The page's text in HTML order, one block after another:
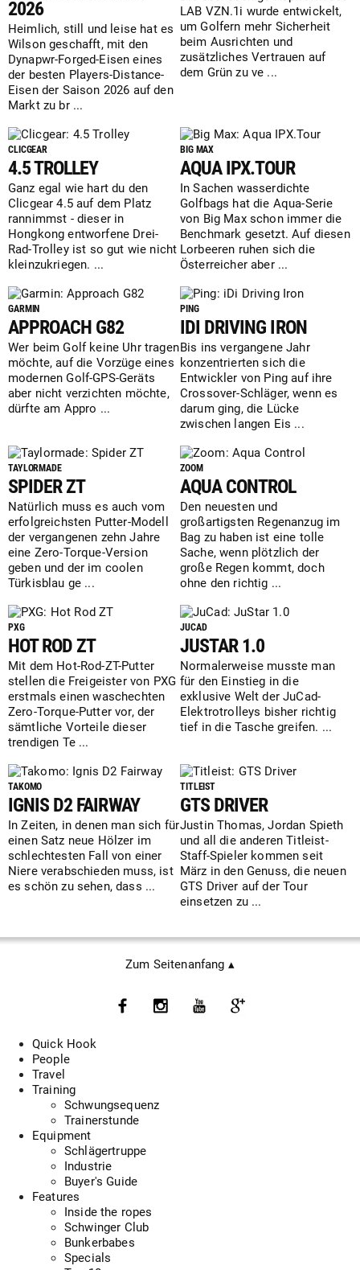
2026
Heimlich, still und leise hat es
Wilson geschafft, mit den
Dynapwr-Forged-Eisen eines
der besten Players-Distance-
Eisen der Saison 2026 auf den
Markt zu br ...
LAB VZN.1i wurde entwickelt,
um Golfern mehr Sicherheit
beim Ausrichten und
zusätzliches Vertrauen auf
dem Grün zu ve ...
CLICGEAR
4.5 TROLLEY
Ganz egal wie hart du den
Clicgear 4.5 auf dem Platz
rannimmst - dieser in
Hongkong entworfene Drei-
Rad-Trolley ist so gut wie nicht
kleinzukriegen. ...
BIG MAX
AQUA IPX.TOUR
In Sachen wasserdichte
Golfbags hat die Aqua-Serie
von Big Max schon immer die
Benchmark gesetzt. Auf diesen
Lorbeeren ruhen sich die
Österreicher aber ...
GARMIN
APPROACH G82
Wer beim Golf keine Uhr tragen
möchte, auf die Vorzüge eines
modernen Golf-GPS-Geräts
aber nicht verzichten möchte,
dürfte am Appro ...
PING
IDI DRIVING IRON
Bis ins vergangene Jahr
konzentrierten sich die
Entwickler von Ping auf ihre
Crossover-Schläger, wenn es
darum ging, die Lücke
zwischen langen Eis ...
TAYLORMADE
SPIDER ZT
Natürlich muss es auch vom
erfolgreichsten Putter-Modell
der vergangenen zehn Jahre
eine Zero-Torque-Version
geben und der im coolen
Türkisblau ge ...
ZOOM
AQUA CONTROL
Den neuesten und
großartigsten Regenanzug im
Bag zu haben ist eine tolle
Sache, wenn plötzlich der
große Regen kommt, doch
ohne den richtig ...
PXG
HOT ROD ZT
Mit dem Hot-Rod-ZT-Putter
stellen die Freigeister von PXG
erstmals einen waschechten
Zero-Torque-Putter vor, der
sämtliche Vorteile dieser
trendigen Te ...
JUCAD
JUSTAR 1.0
Normalerweise musste man
für den Einstieg in die
exklusive Welt der JuCad-
Elektrotrolleys bisher richtig
tief in die Tasche greifen. ...
TAKOMO
IGNIS D2 FAIRWAY
In Zeiten, in denen man sich für
einen Satz neue Hölzer im
schlechtesten Fall von einer
Niere verabschieden muss, ist
es schön zu sehen, dass ...
TITLEIST
GTS DRIVER
Justin Thomas, Jordan Spieth
und all die anderen Titleist-
Staff-Spieler kommen seit
März in den Genuss, die neuen
GTS Driver auf der Tour
einsetzen zu ...
Zum Seitenanfang ▴
Quick Hook
People
Travel
Training
Schwungsequenz
Trainerstunde
Equipment
Schlägertruppe
Industrie
Buyer's Guide
Features
Inside the ropes
Schwinger Club
Bunkerbabes
Specials